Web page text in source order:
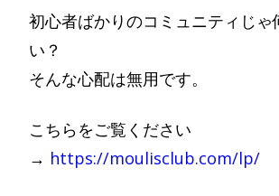
初心者ばかりのコミュニティじゃ
い？
そんな心配は無用です。
こちらをご覧ください
→ https://moulisclub.com/lp/